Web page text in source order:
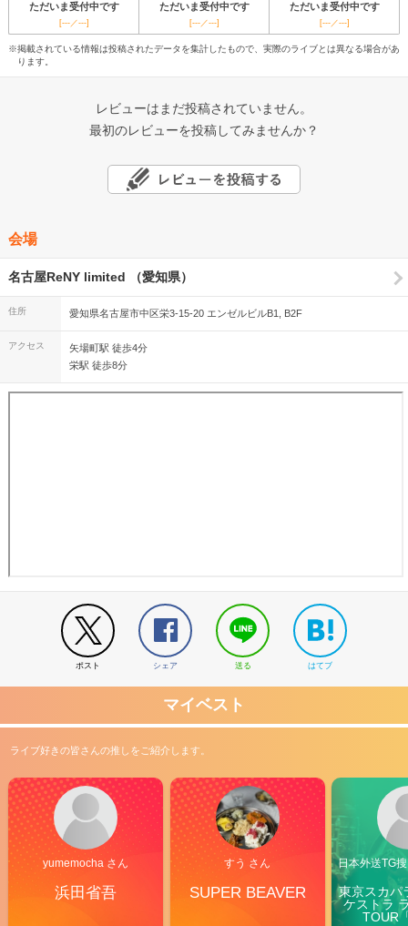
ただいま受付中です ただいま受付中です ただいま受付中です
[---／---] [---／---] [---／---]
※掲載されている情報は投稿されたデータを集計したもので、実際のライブとは異なる場合があ
ります。
レビューはまだ投稿されていません。
最初のレビューを投稿してみませんか？
会場
名古屋ReNY limited （愛知県）
住所 愛知県名古屋市中区栄3-15-20 エンゼルビルB1, B2F
アクセス
矢場町駅 徒歩4分
栄駅 徒歩8分
ポスト シェア 送る はてブ
マイベスト
ライブ好きの皆さんの推しをご紹介します。
yumemocha さん
浜田省吾
すう さん
SUPER BEAVER
日本外送TG
東京スカパ
ケストラ
TOUR